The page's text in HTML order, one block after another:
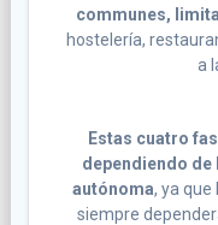
communes,
hostelería,
a
Estas cuatro
dependiendo de
autónoma, ya
siempre